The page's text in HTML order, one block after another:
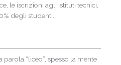
le iscrizioni agli istituti tecnici,
degli studenti.
“liceo”, spesso la mente